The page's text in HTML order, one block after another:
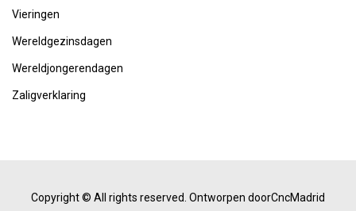
Vieringen
Wereldgezinsdagen
Wereldjongerendagen
Zaligverklaring
Copyright © All rights reserved. Ontworpen doorCncMadrid